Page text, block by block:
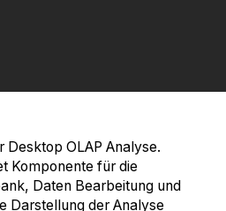
Desktop OLAP Analyse.
Komponente für die
Daten Bearbeitung und
Darstellung der Analyse